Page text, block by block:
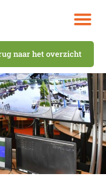
naar het overzicht